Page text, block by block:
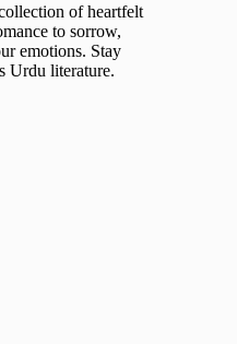
of heartfelt
to sorrow,
emotions. Stay
Urdu literature.